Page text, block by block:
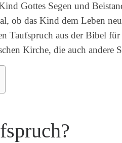
Gottes Segen und
ob das Kind dem Leben
Taufspruch aus der Bibel
Kirche, die auch andere